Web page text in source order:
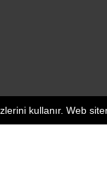
kullanır. Web